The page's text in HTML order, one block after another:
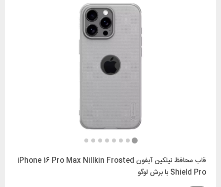
قاب محافظ نیلکین آیفون iPhone 16 Pro Max Nillkin Frosted
Shield Pro با برش لوگو